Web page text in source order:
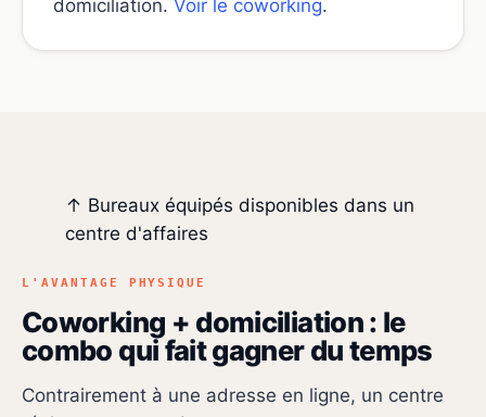
domiciliation. Voir le coworking.
img/centre-bureaux-equipes.jpg
↑ Bureaux équipés disponibles dans un
centre d'affaires
L'AVANTAGE PHYSIQUE
Coworking + domiciliation : le
combo qui fait gagner du temps
Contrairement à une adresse en ligne, un centre